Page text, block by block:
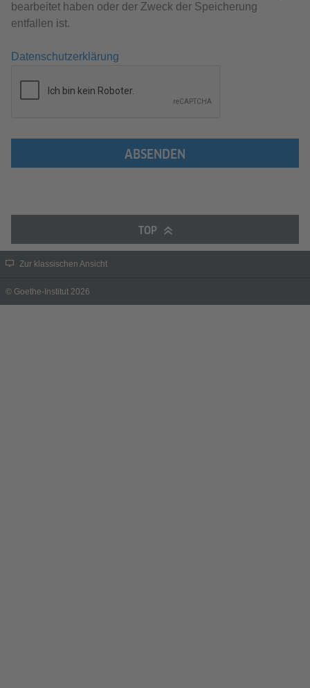
bearbeitet haben oder der Zweck der Speicherung
entfallen ist.
Datenschutzerklärung
ABSENDEN
TOP
Zur klassischen Ansicht
© Goethe-Institut 2026